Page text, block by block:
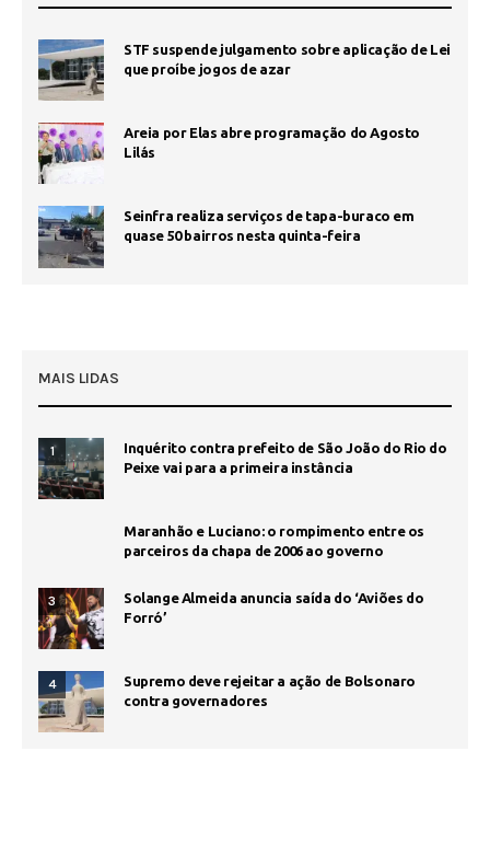
STF suspende julgamento sobre aplicação de Lei
que proíbe jogos de azar
Areia por Elas abre programação do Agosto
Lilás
Seinfra realiza serviços de tapa-buraco em
quase 50 bairros nesta quinta-feira
MAIS LIDAS
1
Inquérito contra prefeito de São João do Rio do
Peixe vai para a primeira instância
Maranhão e Luciano: o rompimento entre os
parceiros da chapa de 2006 ao governo
3
Solange Almeida anuncia saída do ‘Aviões do
Forró’
4
Supremo deve rejeitar a ação de Bolsonaro
contra governadores